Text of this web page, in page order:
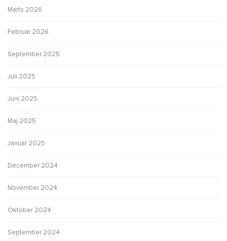
Marts 2026
Februar 2026
September 2025
Juli 2025
Juni 2025
Maj 2025
Januar 2025
December 2024
November 2024
Oktober 2024
September 2024